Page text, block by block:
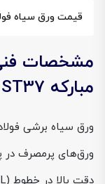
قیمت ورق سیاه
مشخصات
مبارکه ST37 ضخامت ۳ عرض ۱۲۵۰
ورق‌های پرمصرف در